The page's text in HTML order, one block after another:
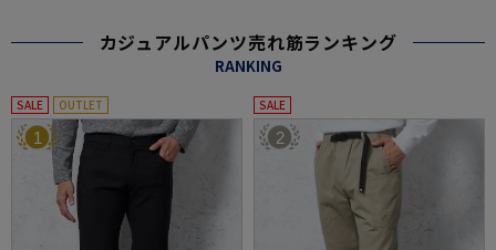
カジュアルパンツ売れ筋ランキング
RANKING
SALE OUTLET
1
SALE
2